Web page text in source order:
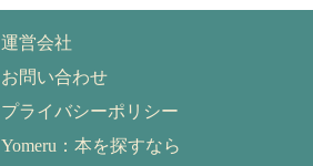
運営会社
お問い合わせ
プライバシーポリシー
Yomeru：本を探すなら